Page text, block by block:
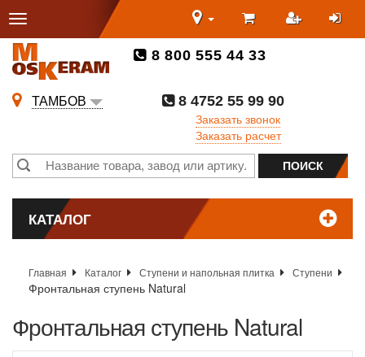
8 800 555 44 33
ТАМБОВ
8 4752 55 99 90
Заказать звонок
Заказать расчет
КАТАЛОГ
Главная Каталог Ступени и напольная плитка Ступени
Фронтальная ступень Natural
Фронтальная ступень Natural